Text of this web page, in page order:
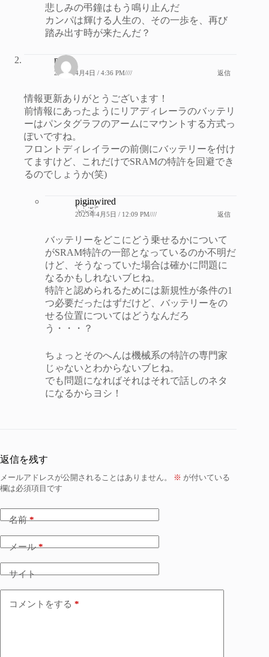
悲しみの弔鐘はもう鳴り止んだ
カンパは輝ける人生の、その一歩を、再び
踏み出す時が来たんだ？
naze
2023年4月4日 / 4:36 PM//// 返信
情報更新ありがとうございます！
前情報にあったようにリアディレーラのバッテリ
ーはパンタグラフのアームにマウントする方式っ
ぽいですね。
フロントディレイラーの前側にバッテリーを付け
てますけど、これだけでSRAMの特許を回避でき
るのでしょうか(笑)
piginwired
2023年4月5日 / 12:09 PM//// 返信
バッテリーをどこにどう乗せるかについて
がSRAM特許の一部となっているのか不明だ
けど、そうなっていた場合は確かに問題に
なるかもしれないブヒね。
特許と認められるためには新規性が条件の1
つ必要だったはずだけど、バッテリーをの
せる位置についてはどうなんだろ
う・・・？
ちょっとそのへんは機械系の特許の専門家
じゃないとわからないブヒね。
でも問題になればそれはそれで話しのネタ
になるからヨシ！
返信を残す
メールアドレスが公開されることはありません。 ※ が付いている
欄は必須項目です
名前*
メール*
サイト
コメントをする *